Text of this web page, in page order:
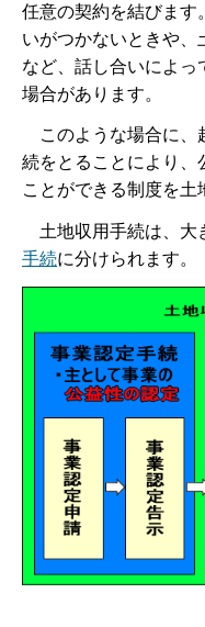
任意の契約を結びます
いがつかないときや、
など、話し合いによっ
場合があります。
このような場合に、
続をとることにより、
ことができる制度を土
土地収用手続は、大
手続に分けられます。